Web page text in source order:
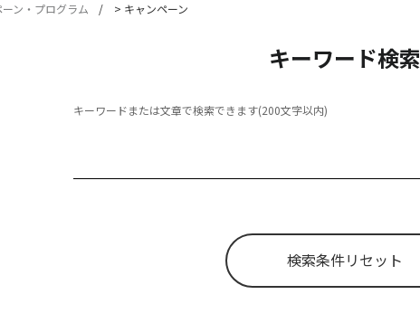
ン・プログラム > キャンペーン
キーワード検索
キーワードまたは文章で検索できます(200文字以内)
検索条件リセット